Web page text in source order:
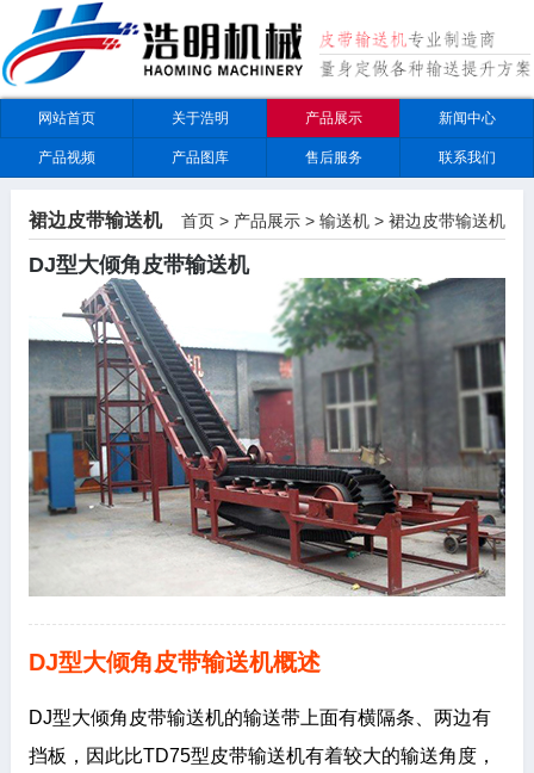
网站首页 关于浩明 产品展示 新闻中心
产品视频 产品图库 售后服务 联系我们
裙边皮带输送机 首页 > 产品展示 >输送机 >裙边皮带输送机
DJ型大倾角皮带输送机
DJ型大倾角皮带输送机概述
DJ型大倾角皮带输送机的输送带上面有横隔条、两边有
挡板，因此比TD75型皮带输送机有着较大的输送角度，